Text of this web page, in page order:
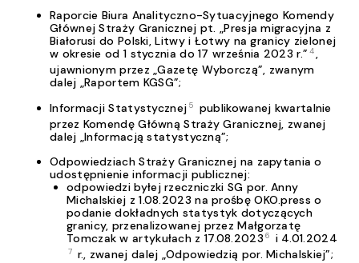
Raporcie Biura Analityczno-Sytuacyjnego Komendy
Głównej Straży Granicznej pt. „Presja migracyjna z
Białorusi do Polski, Litwy i Łotwy na granicy zielonej
w okresie od 1 stycznia do 17 września 2023 r.” 4,
ujawnionym przez „Gazetę Wyborczą”, zwanym
dalej „Raportem KGSG”;
Informacji Statystycznej 5
publikowanej kwartalnie
przez Komendę Główną Straży Granicznej, zwanej
dalej „Informacją statystyczną”;
Odpowiedziach Straży Granicznej na zapytania o
udostępnienie informacji publicznej:
odpowiedzi byłej rzeczniczki SG por. Anny
Michalskiej z 1.08.2023 na prośbę OKO.press o
podanie dokładnych statystyk dotyczących
granicy, przenalizowanej przez Małgorzatę
Tomczak w artykułach z 17.08.2023 6 i 4.01.2024
7 r., zwanej dalej „Odpowiedzią por. Michalskiej”;